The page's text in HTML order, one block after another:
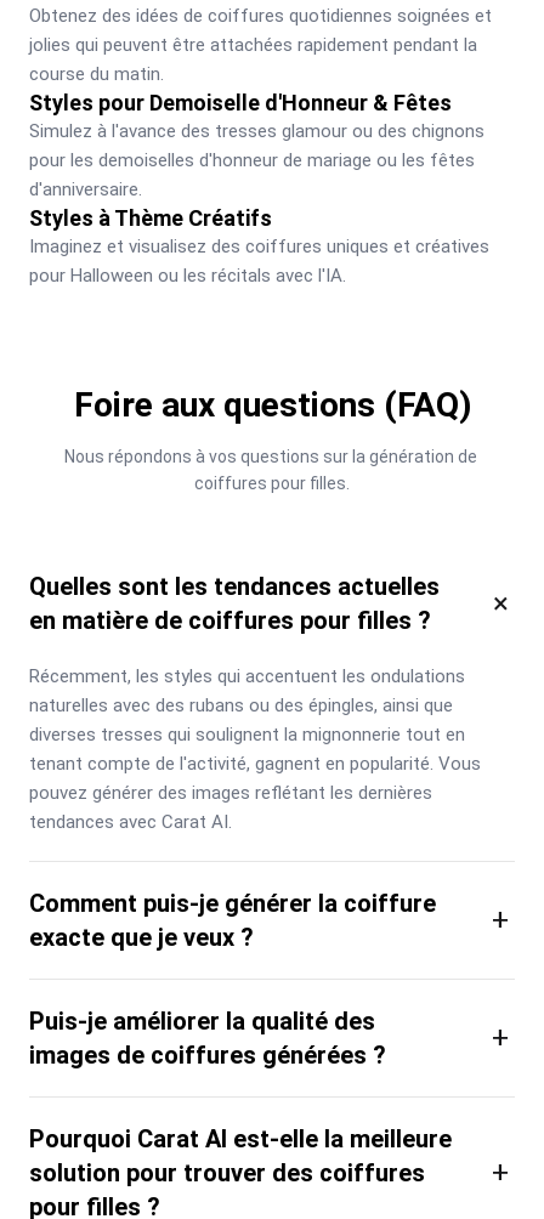
Obtenez des idées de coiffures quotidiennes soignées et
jolies qui peuvent être attachées rapidement pendant la
course du matin.
Styles pour Demoiselle d'Honneur & Fêtes
Simulez à l'avance des tresses glamour ou des chignons
pour les demoiselles d'honneur de mariage ou les fêtes
d'anniversaire.
Styles à Thème Créatifs
Imaginez et visualisez des coiffures uniques et créatives
pour Halloween ou les récitals avec l'IA.
Foire aux questions (FAQ)
Nous répondons à vos questions sur la génération de
coiffures pour filles.
Quelles sont les tendances actuelles
en matière de coiffures pour filles ?
×
Récemment, les styles qui accentuent les ondulations
naturelles avec des rubans ou des épingles, ainsi que
diverses tresses qui soulignent la mignonnerie tout en
tenant compte de l'activité, gagnent en popularité. Vous
pouvez générer des images reflétant les dernières
tendances avec Carat AI.
Comment puis-je générer la coiffure
exacte que je veux ?
+
Puis-je améliorer la qualité des
images de coiffures générées ?
+
Pourquoi Carat AI est-elle la meilleure
solution pour trouver des coiffures
pour filles ?
+